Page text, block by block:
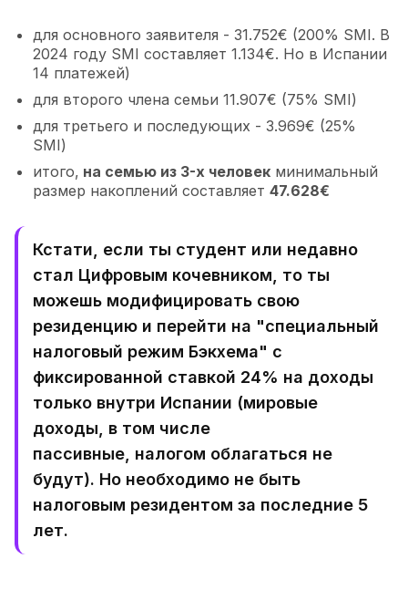
для основного заявителя - 31.752€ (200% SMI. В
2024 году SMI составляет 1.134€. Но в Испании
14 платежей)
для второго члена семьи 11.907€ (75% SMI)
для третьего и последующих - 3.969€ (25%
SMI)
итого, на семью из 3-х человек минимальный
размер накоплений составляет 47.628€
Кстати, если ты студент или недавно
стал Цифровым кочевником, то ты
можешь модифицировать свою
резиденцию и перейти на "специальный
налоговый режим Бэкхема" с
фиксированной ставкой 24% на доходы
только внутри Испании (мировые
доходы, в том числе
пассивные, налогом облагаться не
будут). Но необходимо не быть
налоговым резидентом за последние 5
лет.